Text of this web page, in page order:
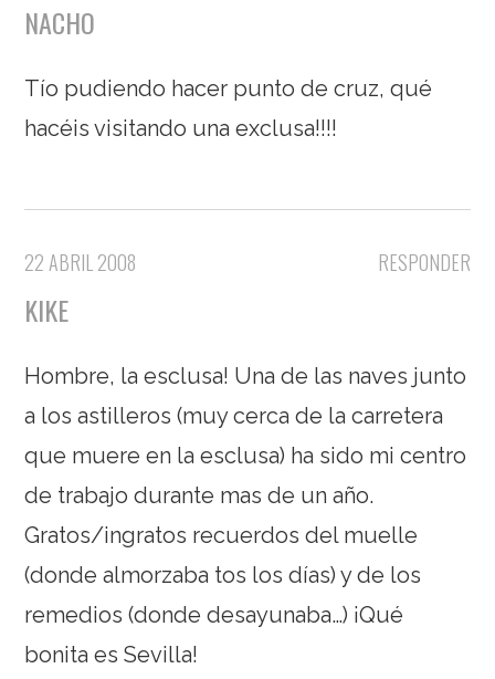
NACHO
Tío pudiendo hacer punto de cruz, qué
hacéis visitando una exclusa!!!!
RESPONDER
22 ABRIL 2008
KIKE
Hombre, la esclusa! Una de las naves junto
a los astilleros (muy cerca de la carretera
que muere en la esclusa) ha sido mi centro
de trabajo durante mas de un año.
Gratos/ingratos recuerdos del muelle
(donde almorzaba tos los días) y de los
remedios (donde desayunaba…) ¡Qué
bonita es Sevilla!